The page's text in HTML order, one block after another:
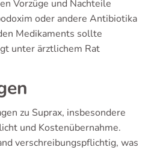
Vorzüge und Nachteile
oder andere Antibiotika
Medikaments sollte
unter ärztlichem Rat
zu Suprax, insbesondere
und Kostenübernahme.
verschreibungspflichtig, was